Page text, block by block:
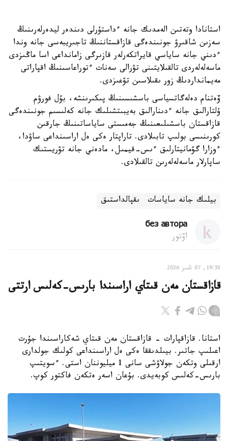
استانادا وتەتىن الەمدىك جانە ءداستۇرلى دىندەر ليدەرلەرىنىڭ
سەزىن شاقىرۋ جونىندەگى قازاقستاننىڭ تاجىريبەسى جانە وندا
ءدىني جانە ساياسي قايراتكەرلەر قازىرگى زامانداعى اسا ماڭىزدى
ماسەلەلەردى تالقىلايتىنى تۋرالى سەنات ءتوراعاسىنىڭ اقپاراتى
مەيمانداردىڭ زور ىقىلاسىن تۋعىزدى.
ۆەتنام دەلەگاتسياسى باسشىسىنىڭ پىكىرىنشە، بۇل فورۋم
ۇلتارالىق جانە ءدىنارالىق بەيبىتشىلىك جانە كەلىسىم جونىندەگى
قازاقستان باسشىلىعىنىڭ جەمىستى ساياساتىنىڭ جارقىن
كورىنىسى بولىپ تابىلادى. تاراپتار ەكى ەل اراسىنداعى ساۋدا،
ءوزارا گۋمانيتارلىق ءىس-قيمىل، مادەني جانە تۋريستىك
ساپارلار ماسەلەلەرىن تالقىلادى.
بيلىك جانە ساياسات ىقپالداستىق
без автора
اۆتور
19:55, 07 تامىز 2026
قازاقستان مەن قىتاي اراسىندا بارىس-كەلىس ارتتى
استانا. قازاقپارات - قازاقستان مەن قىتاي شەكاراسىندا جۇرت
اعىلىپ جاتىر. بيىلدىققا ەكى ەل اراسىنداعى كولىك جولدارى
ارقىلى وتكەن جولاۋشى سانى 1 ميليوننان استى. ءسويتىپ
بارىس-كەلىس كوبەيدى. بۇعان اسەر ەتكەن فاكتور كوپ.